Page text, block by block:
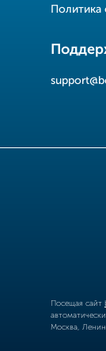
Политика
Посещая сайт
Москва,